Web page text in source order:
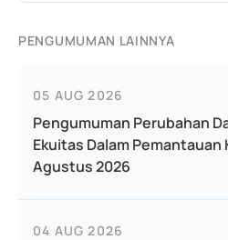
PENGUMUMAN LAINNYA
05 AUG 2026
Pengumuman Perubahan
Ekuitas Dalam Pemantauan
Agustus 2026
04 AUG 2026